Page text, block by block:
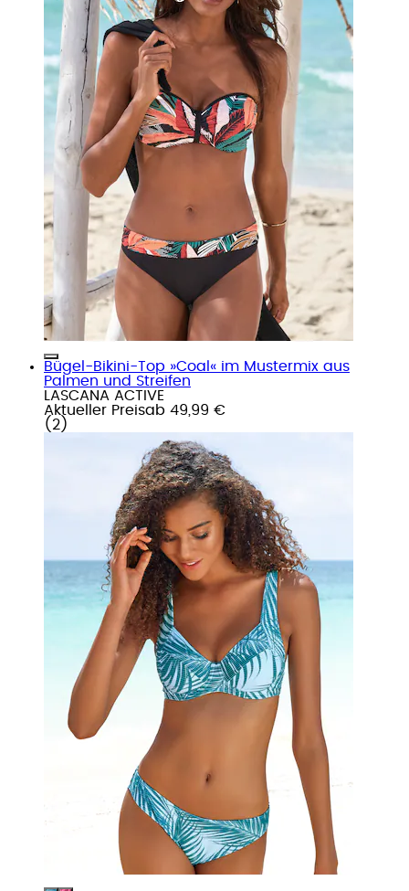
Bügel-Bikini-Top »Coal« im Mustermix aus
Palmen und Streifen
LASCANA ACTIVE
Aktueller Preisab 49,99 €
( 2 )